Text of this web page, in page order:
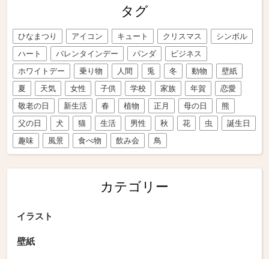
タグ
ひなまつり アイコン キュート クリスマス
シンボル
ハート
バレンタインデー パンダ
ビジネス
ホワイトデー
乗り物 人間 兎 冬 動物
壁紙
夏
天気 女性 子供 学校 家族 年賀
恋愛
敬老の日
新生活 春 植物 正月 母の日
熊
父の日
犬 猫 生活 男性 秋 花 虫
誕生日
趣味
風景 食べ物 飲み会 鳥
カテゴリー
イラスト
壁紙